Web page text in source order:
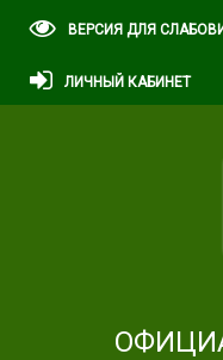
ВЕРСИЯ ДЛЯ
ЛИЧНЫЙ КАБИНЕТ